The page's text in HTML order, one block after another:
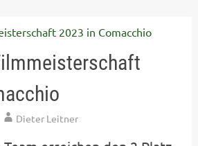
Dieter Leitner